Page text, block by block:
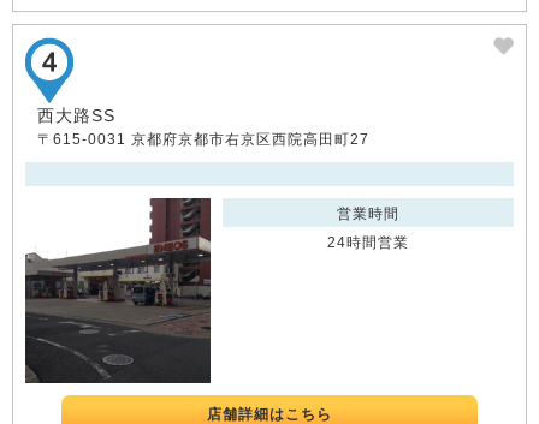
西大路SS
〒615-0031 京都府京都市右京区西院高田町27
営業時間
24時間営業
店舗詳細はこちら